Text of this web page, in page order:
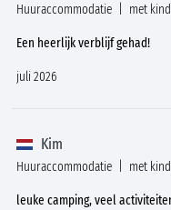
Huuraccommodatie met
Een heerlijk verblijf gehad!
juli 2026
Kim
Huuraccommodatie met
leuke camping, veel